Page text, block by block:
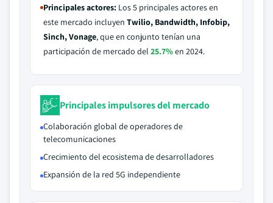
Principales actores: Los 5 principales actores en
este mercado incluyen Twilio, Bandwidth, Infobip,
Sinch, Vonage, que en conjunto tenían una
participación de mercado del 25.7%en 2024.
Principales impulsores del mercado
Colaboración global de operadores de
telecomunicaciones
Crecimiento del ecosistema de desarrolladores
Expansión de la red 5G independiente